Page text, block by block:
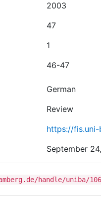
2003
47
1
46-47
German
Review
https://fis.uni-
September
handle/uniba/